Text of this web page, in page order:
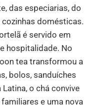
das especiarias, do
domésticas.
é servido em
hospitalidade. No
tea transformou a
bolos, sanduíches
o chá convive
e uma nova